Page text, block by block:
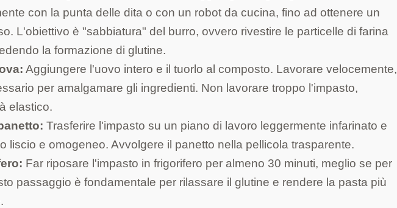
con la punta delle dita o con un robot da cucina, fino ad ottenere un
L'obiettivo è "sabbiatura" del burro, ovvero rivestire le particelle di farina
la formazione di glutine.
Aggiungere l'uovo intero e il tuorlo al composto. Lavorare velocemente,
per amalgamare gli ingredienti. Non lavorare troppo l'impasto,
elastico.
Trasferire l'impasto su un piano di lavoro leggermente infarinato e
liscio e omogeneo. Avvolgere il panetto nella pellicola trasparente.
Far riposare l'impasto in frigorifero per almeno 30 minuti, meglio se per
passaggio è fondamentale per rilassare il glutine e rendere la pasta più